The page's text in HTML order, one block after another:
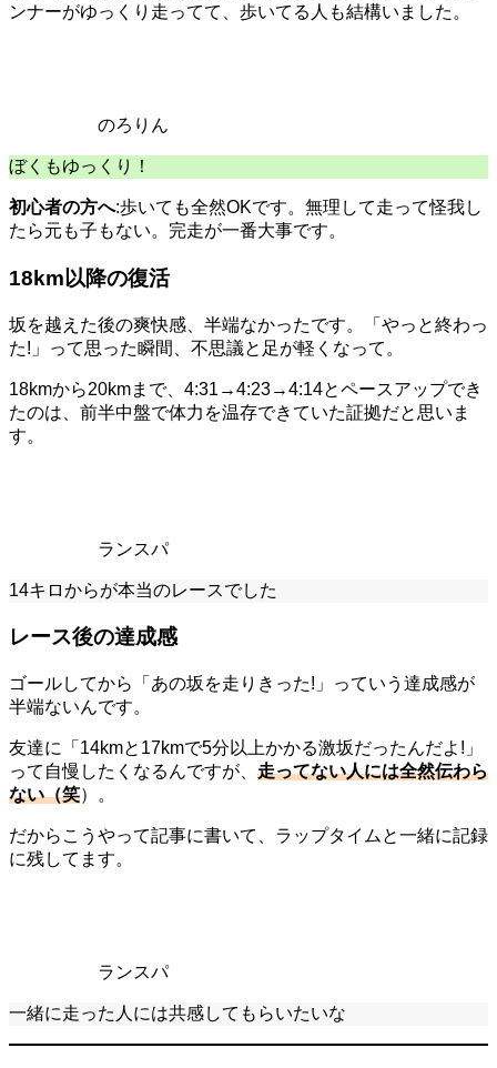
ンナーがゆっくり走ってて、歩いてる人も結構いました。
のろりん
ぼくもゆっくり！
初心者の方へ:歩いても全然OKです。無理して走って怪我し
たら元も子もない。完走が一番大事です。
18km以降の復活
坂を越えた後の爽快感、半端なかったです。「やっと終わっ
た!」って思った瞬間、不思議と足が軽くなって。
18kmから20kmまで、4:31→4:23→4:14とペースアップでき
たのは、前半中盤で体力を温存できていた証拠だと思いま
す。
ランスパ
14キロからが本当のレースでした
レース後の達成感
ゴールしてから「あの坂を走りきった!」っていう達成感が
半端ないんです。
友達に「14kmと17kmで5分以上かかる激坂だったんだよ!」
って自慢したくなるんですが、 走ってない人には全然伝わら
ない（笑）。
だからこうやって記事に書いて、ラップタイムと一緒に記録
に残してます。
ランスパ
一緒に走った人には共感してもらいたいな